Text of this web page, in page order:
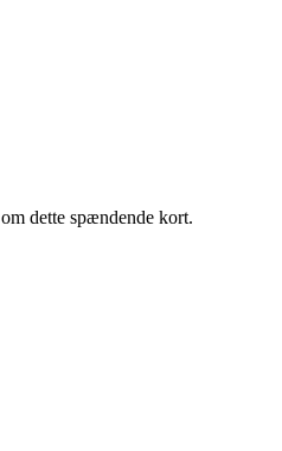
dette spændende kort.